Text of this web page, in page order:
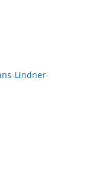
Lindner-